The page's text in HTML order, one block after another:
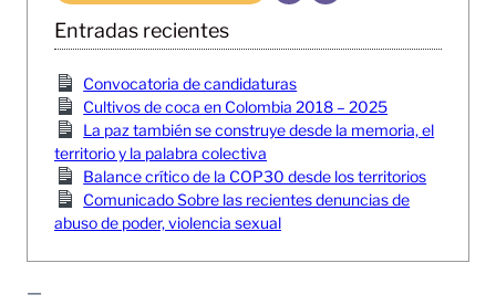
Entradas recientes
Convocatoria de candidaturas
Cultivos de coca en Colombia 2018 – 2025
La paz también se construye desde la memoria, el
territorio y la palabra colectiva
Balance crítico de la COP30 desde los territorios
Comunicado Sobre las recientes denuncias de
abuso de poder, violencia sexual
—